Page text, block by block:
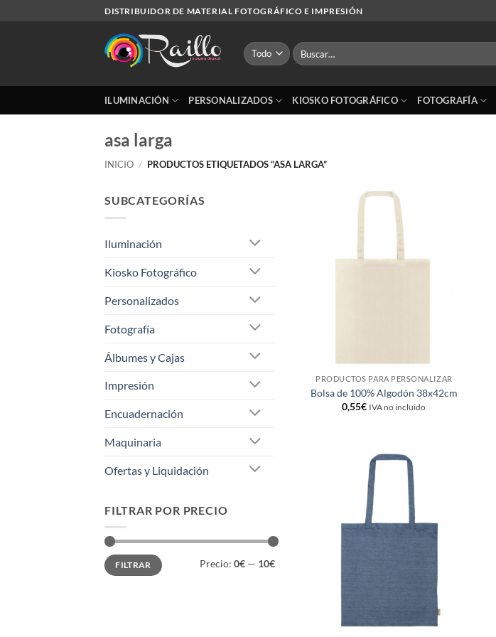
DISTRIBUIDOR DE MATERIAL FOTOGRÁFICO E IMPRESIÓN
Buscar
por:
ILUMINACIÓN PERSONALIZADOS KIOSKO FOTOGRÁFICO FOTOGRAFÍA
asa larga
INICIO / PRODUCTOS ETIQUETADOS “ASA LARGA”
SUBCATEGORÍAS
Iluminación
Kiosko Fotográfico
Personalizados
Fotografía
Álbumes y Cajas
Impresión
Encuadernación
Maquinaria
Ofertas y Liquidación
FILTRAR POR PRECIO
Precio
mínimo
Precio
máximo
FILTRAR Precio: 0€ — 10€
PRODUCTOS PARA PERSONALIZAR
Bolsa de 100% Algodón 38x42cm
0,55€ IVA no incluido